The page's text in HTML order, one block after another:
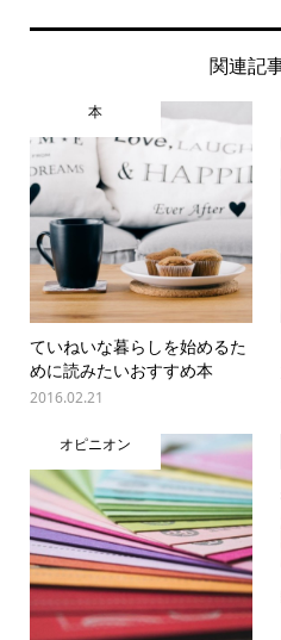
関連記
本
ていねいな暮らしを始めるた
めに読みたいおすすめ本
2016.02.21
オピニオン